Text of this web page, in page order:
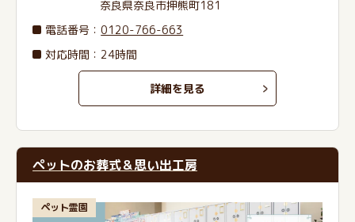
奈良県奈良市押熊町181
電話番号 ：0120-766-663
対応時間：24時間
詳細を見る
ペットのお葬式＆思い出工房
ペット霊園